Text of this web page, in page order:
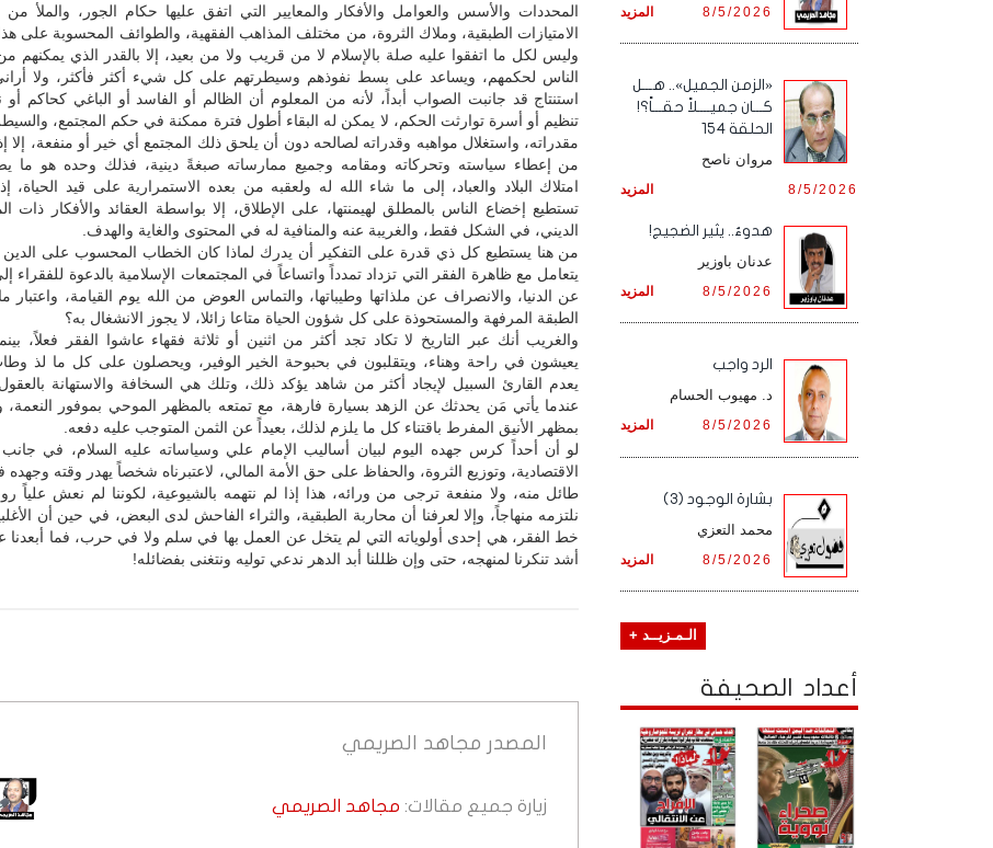
المحددات والأسس والعوامل والأفكار والمعايير التي اتفق عليها حكام الجور، والملأ
الامتيازات الطبقية، وملاك الثروة، من مختلف المذاهب الفقهية، والطوائف المحسوبة على
وليس لكل ما اتفقوا عليه صلة بالإسلام لا من قريب ولا من بعيد، إلا بالقدر الذي يمكنهم
الناس لحكمهم، ويساعد على بسط نفوذهم وسيطرتهم على كل شيء أكثر فأكثر، ولا
استنتاج قد جانبت الصواب أبداً، لأنه من المعلوم أن الظالم أو الفاسد أو الباغي كحاكم أو
تنظيم أو أسرة توارثت الحكم، لا يمكن له البقاء أطول فترة ممكنة في حكم المجتمع،
مقدراته، واستغلال مواهبه وقدراته لصالحه دون أن يلحق ذلك المجتمع أي خير أو منفعة، إلا
من إعطاء سياسته وتحركاته ومقامه وجميع ممارساته صبغةً دينية، فذلك وحده هو ما
امتلاك البلاد والعباد، إلى ما شاء الله له ولعقبه من بعده الاستمرارية على قيد الحياة،
تستطيع إخضاع الناس بالمطلق لهيمنتها، على الإطلاق، إلا بواسطة العقائد والأفكار ذات
الديني، في الشكل فقط، والغريبة عنه والمنافية له في المحتوى والغاية والهدف.
من هنا يستطيع كل ذي قدرة على التفكير أن يدرك لماذا كان الخطاب المحسوب على الدين
يتعامل مع ظاهرة الفقر التي تزداد تمدداً واتساعاً في المجتمعات الإسلامية بالدعوة للفقراء
عن الدنيا، والانصراف عن ملذاتها وطيباتها، والتماس العوض من الله يوم القيامة، واعتبار
الطبقة المرفهة والمستحوذة على كل شؤون الحياة متاعا زائلا، لا يجوز الانشغال به؟
والغريب أنك عبر التاريخ لا تكاد تجد أكثر من اثنين أو ثلاثة فقهاء عاشوا الفقر فعلاً،
يعيشون في راحة وهناء، ويتقلبون في بحبوحة الخير الوفير، ويحصلون على كل ما لذ
يعدم القارئ السبيل لإيجاد أكثر من شاهد يؤكد ذلك، وتلك هي السخافة والاستهانة بالعقول
عندما يأتي مَن يحدثك عن الزهد بسيارة فارهة، مع تمتعه بالمظهر الموحي بموفور النعمة،
بمظهر الأنيق المفرط باقتناء كل ما يلزم لذلك، بعيداً عن الثمن المتوجب عليه دفعه.
لو أن أحداً كرس جهده اليوم لبيان أساليب الإمام علي وسياساته عليه السلام، في جانب
الاقتصادية، وتوزيع الثروة، والحفاظ على حق الأمة المالي، لاعتبرناه شخصاً يهدر وقته وجهده
طائل منه، ولا منفعة ترجى من ورائه، هذا إذا لم نتهمه بالشيوعية، لكوننا لم نعش علياً
نلتزمه منهاجاً، وإلا لعرفنا أن محاربة الطبقية، والثراء الفاحش لدى البعض، في حين أن
خط الفقر، هي إحدى أولوياته التي لم يتخل عن العمل بها في سلم ولا في حرب، فما أبعدنا
أشد تنكرنا لمنهجه، حتى وإن ظللنا أبد الدهر ندعي توليه ونتغنى بفضائله!
المصدر مجاهد الصريمي
زيارة جميع مقالات: مجاهد الصريمي
المزيد 8/5/2026
«الزمن الجميل».. هـــل
كـــان جميــــلاً حقـــاً؟!
الحلقة 154
مروان ناصح
المزيد 8/5/2026
هدوءٌ.. يثير الضجيج!
عدنان باوزير
المزيد 8/5/2026
الرد واجب
د. مهيوب الحسام
المزيد 8/5/2026
بشارة الوجود (3)
محمد التعزي
المزيد 8/5/2026
الـمـزيــد +
أعداد الصحيفة